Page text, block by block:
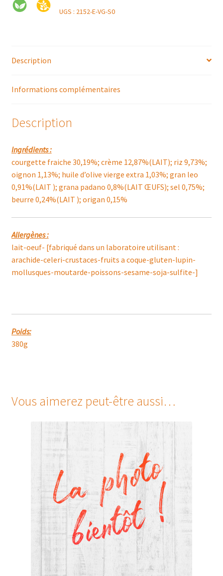
UGS : 2152-E-VG-S0
Description
Informations complémentaires
Description
Ingrédients :
courgette fraiche 30,19%; crème 12,87%(LAIT); riz 9,73%;
oignon 1,13%; huile d’olive vierge extra 1,03%; gran leo
0,91%(LAIT ); grana padano 0,8%(LAIT ŒUFS); sel 0,75%;
beurre 0,24%(LAIT ); origan 0,15%
Allergènes :
lait-oeuf- [fabriqué dans un laboratoire utilisant :
arachide-celeri-crustaces-fruits a coque-gluten-lupin-
mollusques-moutarde-poissons-sesame-soja-sulfite-]
Poids:
380g
Vous aimerez peut-être aussi…